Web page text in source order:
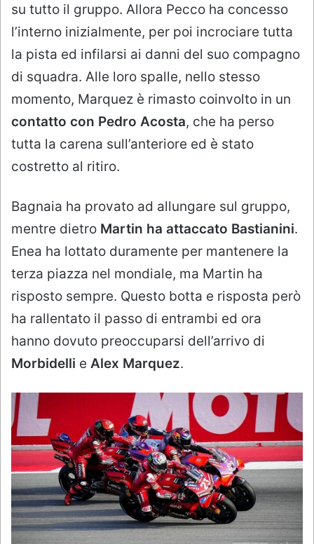
su tutto il gruppo. Allora Pecco ha concesso
l’interno inizialmente, per poi incrociare tutta
la pista ed infilarsi ai danni del suo compagno
di squadra. Alle loro spalle, nello stesso
momento, Marquez è rimasto coinvolto in un
contatto con Pedro Acosta, che ha perso
tutta la carena sull’anteriore ed è stato
costretto al ritiro.
Bagnaia ha provato ad allungare sul gruppo,
mentre dietro Martin ha attaccato Bastianini.
Enea ha lottato duramente per mantenere la
terza piazza nel mondiale, ma Martin ha
risposto sempre. Questo botta e risposta però
ha rallentato il passo di entrambi ed ora
hanno dovuto preoccuparsi dell’arrivo di
Morbidelli e Alex Marquez.